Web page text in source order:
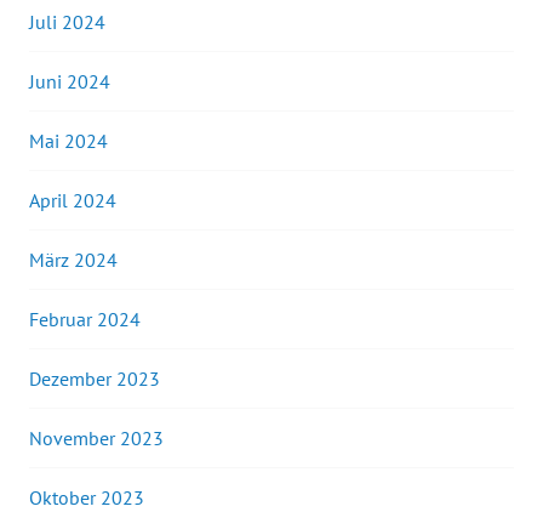
Juli 2024
Juni 2024
Mai 2024
April 2024
März 2024
Februar 2024
Dezember 2023
November 2023
Oktober 2023